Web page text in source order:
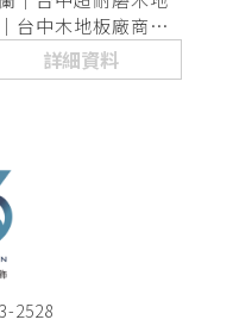
台中木地板廠商推
詳細資料
2528